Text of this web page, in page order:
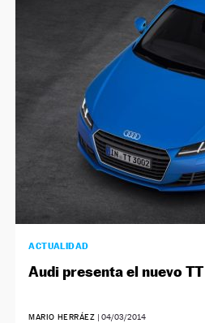
ACTUALIDAD
Audi presenta el nuevo TT
MARIO HERRÁEZ 04/03/2014